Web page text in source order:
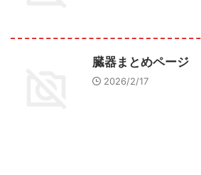
臓器まとめページ
2026/2/17